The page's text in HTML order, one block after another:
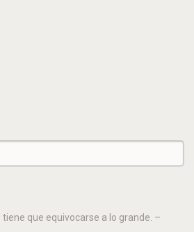
que equivocarse a lo grande. –